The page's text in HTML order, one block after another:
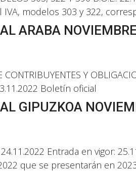
modelos 303 y 322,
ARABA
CONTRIBUYENTES Y
Boletín oficial
GIPUZKOA
24.11.2022 Entrada en vigor:
que se presentarán en